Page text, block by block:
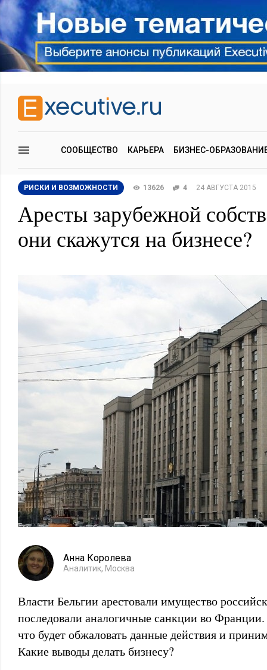
СООБЩЕСТВО КАРЬЕРА БИЗНЕС-
РИСКИ И ВОЗМОЖНОСТИ 13626 4 24 АВГУСТА 2015
Аресты зарубежной
они скажутся на бизнесе?
Анна Королева
Аналитик, Москва
Власти Бельгии арестовали имущество
последовали аналогичные санкции во Франции.
что будет обжаловать данные действия и
Какие выводы делать бизнесу?